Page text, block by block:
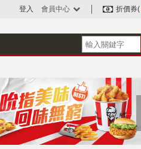
登入 會員中心 折價券(